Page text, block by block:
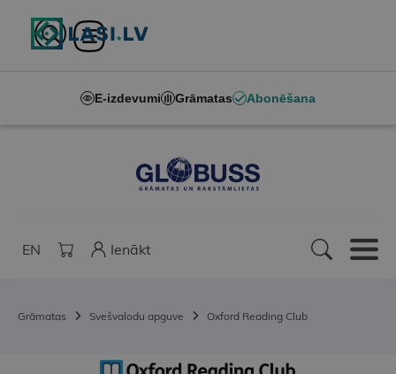
E-izdevumi Grāmatas Abonēšana
EN Ienākt
Grāmatas Svešvalodu apguve Oxford Reading Club